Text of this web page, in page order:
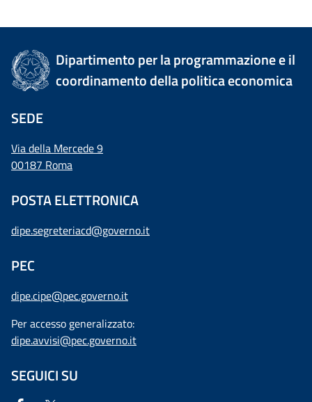
Dipartimento per la programmazione e il
coordinamento della politica economica
SEDE
Via della Mercede 9
00187 Roma
POSTA ELETTRONICA
dipe.segreteriacd@governo.it
PEC
dipe.cipe@pec.governo.it
Per accesso generalizzato:
dipe.avvisi@pec.governo.it
SEGUICI SU